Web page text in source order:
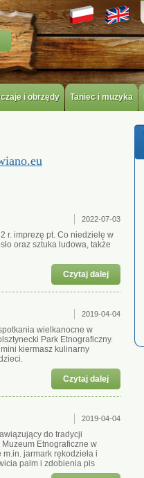
i obrzędy Taniec i muzyka
2022-07-03
r. imprezę pt. Co niedzielę w
oraz sztuka ludowa, także
Czytaj dalej
2019-04-04
wielkanocne w
Park Etnograficzny.
kiermasz kulinarny
Czytaj dalej
2019-04-04
do tradycji
Etnograficzne w
jarmark rękodzieła i
palm i zdobienia pis